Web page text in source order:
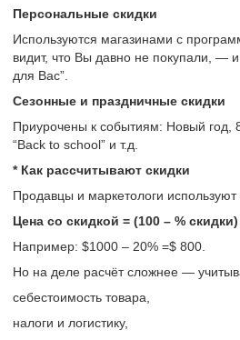
Персональные скидки
Используются магазинами с
видит, что Вы давно не покупали, — и
для Вас”.
Сезонные и праздничные скидки
Приурочены к событиям: Новый год,
“Back to school” и т.д.
* Как рассчитывают скидки
Продавцы и маркетологи
Цена со скидкой = (100 – %
Например: $1000 – 20% =$ 800.
Но на деле расчёт сложнее —
себестоимость товара,
налоги и логистику,